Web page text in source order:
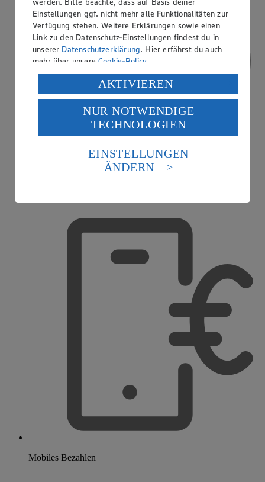
Mobiles Bezahlen
Einstellungen ggf. nicht mehr alle Funktionalitäten zur
Verfügung stehen. Weitere Erklärungen sowie einen
Link zu den Datenschutz-Einstellungen findest du in
unserer Datenschutzerklärung. Hier erfährst du auch
mehr über unsereCookie-Policy.
Verarbeitung deiner personenbezogenen Daten in den
USA durch Facebook und YouTube:
Wenn du auf „Aktivieren“ klickst, willigst du im Sinne
des Art. 49 Abs. 1 Satz 1 lit. a) DSGVO ein, dass deine
Daten in den USA verarbeitet werden. Der EuGH sieht
die USA als Land mit einem nach europäischen
Standards nicht angemessenen Datenschutzniveau an.
Es besteht das Risiko eines Zugriffs durch US-
Informationen zum Herausgeber der Seite findest du
Impressum
AKTIVIEREN
NUR NOTWENDIGE
TECHNOLOGIEN
EINSTELLUNGEN
ÄNDERN